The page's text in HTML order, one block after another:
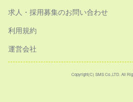
求人・採用募集のお問い合わせ
利用規約
運営会社
Copyright(C) SMS Co.,LTD. All